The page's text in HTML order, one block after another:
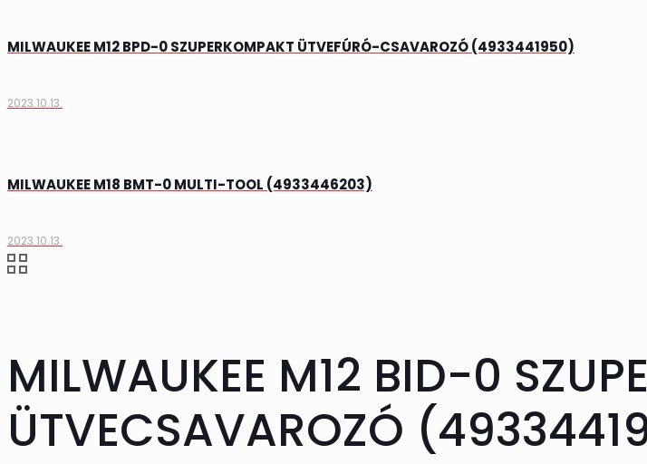
MILWAUKEE M12 BPD-0 SZUPERKOMPAKT ÜTVEFÚRÓ-CSAVAROZÓ (4933441950)
2023.10.13.
MILWAUKEE M18 BMT-0 MULTI-TOOL (4933446203)
2023.10.13.
MILWAUKEE M12 BID-0
ÜTVECSAVAROZÓ